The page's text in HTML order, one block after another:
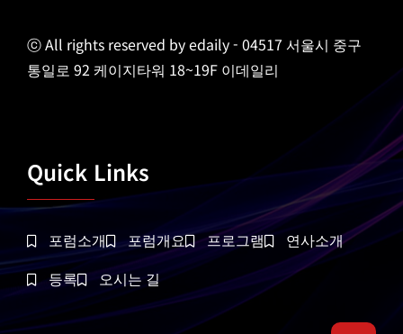
ⓒ All rights reserved by edaily - 04517 서울시 중구
통일로 92 케이지타워 18~19F 이데일리
Quick Links
포럼소개 포럼개요 프로그램
연사소개
등록
오시는 길